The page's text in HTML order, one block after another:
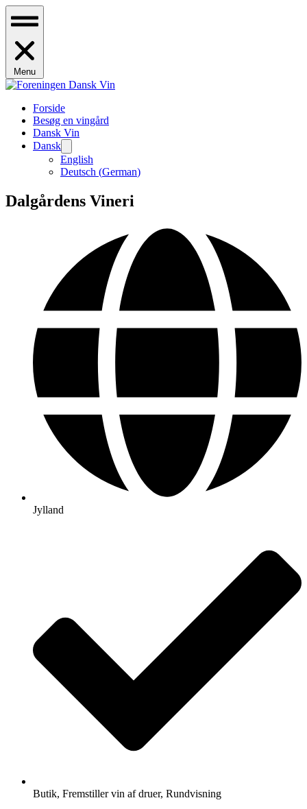
Menu
Forside
Besøg en vingård
Dansk Vin
Dansk
English
Deutsch (German)
Dalgårdens Vineri
Jylland
Butik, Fremstiller vin af druer, Rundvisning